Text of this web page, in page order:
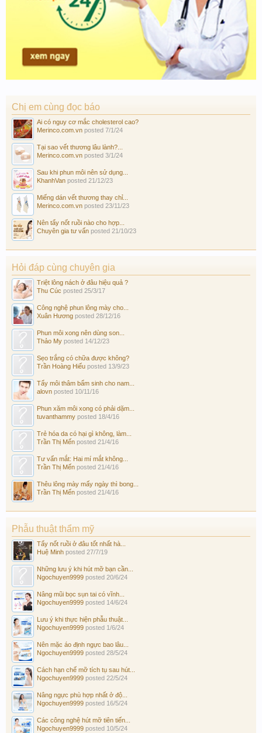
Chị em cùng đọc báo
Ai có nguy cơ mắc cholesterol cao?
Merinco.com.vn posted 7/1/24
Tại sao vết thương lâu lành?...
Merinco.com.vn posted 3/1/24
Sau khi phun môi nên sử dụng...
KhanhVan posted 21/12/23
Miếng dán vết thương thay chỉ...
Merinco.com.vn posted 23/11/23
Nên tẩy nốt ruồi nào cho hợp...
Chuyên gia tư vấn posted 21/10/23
Hỏi đáp cùng chuyên gia
Triệt lông nách ở đâu hiệu quả ?
Thu Cúc posted 25/3/17
Công nghệ phun lông mày cho...
Xuân Hương posted 28/12/16
Phun môi xong nên dùng son...
Thảo My posted 14/12/23
Sẹo trắng có chữa được không?
Trần Hoàng Hiếu posted 13/9/23
Tẩy môi thâm bẩm sinh cho nam...
alovn posted 10/11/16
Phun xăm môi xong có phải dặm...
tuvanthammy posted 18/4/16
Trẻ hóa da có hại gì không, làm...
Trần Thị Mến posted 21/4/16
Tư vấn mắt: Hai mí mắt không...
Trần Thị Mến posted 21/4/16
Thêu lông mày mấy ngày thì bong...
Trần Thị Mến posted 21/4/16
Phẫu thuật thẩm mỹ
Tẩy nốt ruồi ở đâu tốt nhất hà...
Huệ Minh posted 27/7/19
Những lưu ý khi hút mỡ bạn cần...
Ngochuyen9999 posted 20/6/24
Nâng mũi bọc sụn tai có vĩnh...
Ngochuyen9999 posted 14/6/24
Lưu ý khi thực hiện phẫu thuật...
Ngochuyen9999 posted 1/6/24
Nên mặc áo định ngực bao lâu...
Ngochuyen9999 posted 28/5/24
Cách hạn chế mỡ tích tụ sau hút...
Ngochuyen9999 posted 22/5/24
Nâng ngực phù hợp nhất ở độ...
Ngochuyen9999 posted 16/5/24
Các công nghệ hút mỡ tiên tiến...
Ngochuyen9999 posted 10/5/24